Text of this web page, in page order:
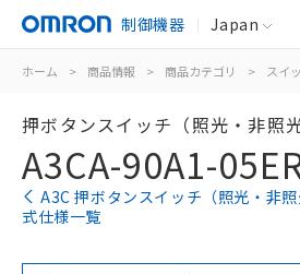
制御機器 Japan
ホーム > 商品情報 > 商品カテゴリ > スイ
押ボタンスイッチ（照光・非照
A3CA-90A1-
A3C 押ボタンスイッチ（照光・非
式仕様一覧